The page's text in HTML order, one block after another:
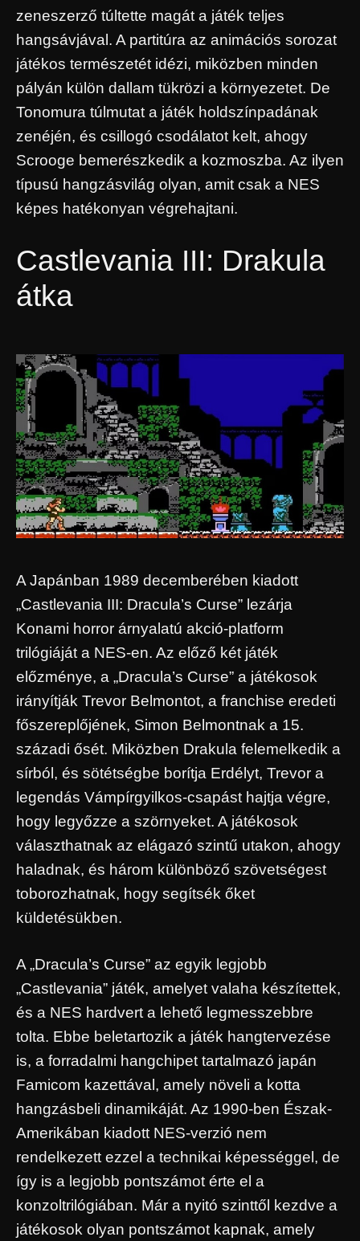
zeneszerző túltette magát a játék teljes
hangsávjával. A partitúra az animációs sorozat
játékos természetét idézi, miközben minden
pályán külön dallam tükrözi a környezetet. De
Tonomura túlmutat a játék holdszínpadának
zenéjén, és csillogó csodálatot kelt, ahogy
Scrooge bemerészkedik a kozmoszba. Az ilyen
típusú hangzásvilág olyan, amit csak a NES
képes hatékonyan végrehajtani.
Castlevania III: Drakula
átka
A Japánban 1989 decemberében kiadott
„Castlevania III: Dracula’s Curse” lezárja
Konami horror árnyalatú akció-platform
trilógiáját a NES-en. Az előző két játék
előzménye, a „Dracula’s Curse” a játékosok
irányítják Trevor Belmontot, a franchise eredeti
főszereplőjének, Simon Belmontnak a 15.
századi ősét. Miközben Drakula felemelkedik a
sírból, és sötétségbe borítja Erdélyt, Trevor a
legendás Vámpírgyilkos-csapást hajtja végre,
hogy legyőzze a szörnyeket. A játékosok
választhatnak az elágazó szintű utakon, ahogy
haladnak, és három különböző szövetségest
toborozhatnak, hogy segítsék őket
küldetésükben.
A „Dracula’s Curse” az egyik legjobb
„Castlevania” játék, amelyet valaha készítettek,
és a NES hardvert a lehető legmesszebbre
tolta. Ebbe beletartozik a játék hangtervezése
is, a forradalmi hangchipet tartalmazó japán
Famicom kazettával, amely növeli a kotta
hangzásbeli dinamikáját. Az 1990-ben Észak-
Amerikában kiadott NES-verzió nem
rendelkezett ezzel a technikai képességgel, de
így is a legjobb pontszámot érte el a
konzoltrilógiában. Már a nyitó szinttől kezdve a
játékosok olyan pontszámot kapnak, amely